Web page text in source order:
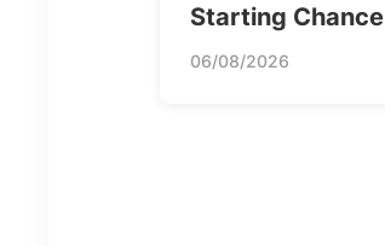
Starting Chance
06/08/2026